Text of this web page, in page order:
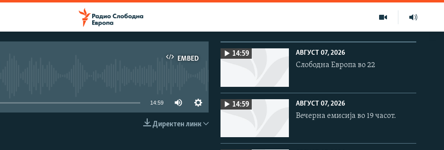
EMBED
EMBED
14:59
Директен линк
14:59 АВГУСТ 07, 2026
Слободна Европа во 22
14:59 АВГУСТ 07, 2026
Вечерна емисија во 19 часот.